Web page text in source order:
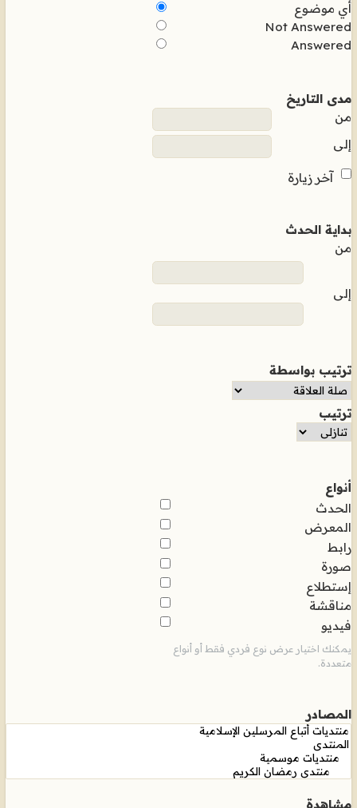
أي موضوع
Not Answered
Answered
مدى التاريخ
من
إلى
آخر زيارة
بداية الحدث
من
إلى
ترتيب بواسطة
ترتيب
أنواع
الحدث
المعرض
رابط
صورة
إستطلاع
مناقشة
فيديو
يمكنك اختيار عرض نوع فردي فقط أو أنواع
متعددة.
المصادر
مشاهدة